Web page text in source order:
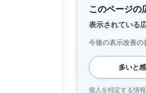
このページの
表示されている
今後の表示改善の
多いと
個人を特定する情